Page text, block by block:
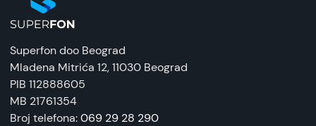
da garantuje da su svi podaci apsolutno ispravni.
Superfon doo Beograd
Mladena Mitrića 12, 11030 Beograd
PIB 112888605
MB 21761354
Broj telefona:069 29 28 290